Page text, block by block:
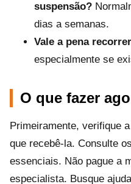
suspensão?
dias a semanas.
Vale a pena
especialmente se
O que fazer
Primeiramente, verifique
que recebê-la. Consulte
essenciais. Não pague a
especialista. Busque